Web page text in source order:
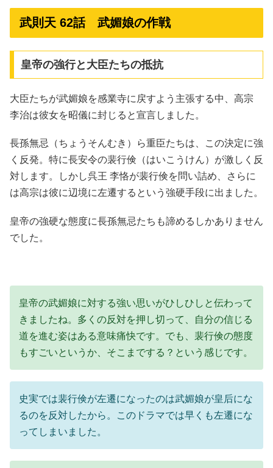
武則天 62話 武媚娘の作戦
皇帝の強行と大臣たちの抵抗
大臣たちが武媚娘を感業寺に戻すよう主張する中、高宗
李治は彼女を昭儀に封じると宣言しました。
長孫無忌（ちょうそんむき）ら重臣たちは、この決定に強
く反発。特に長安令の裴行倹（はいこうけん）が激しく反
対します。しかし呉王 李恪が裴行倹を問い詰め、さらに
は高宗は彼に辺境に左遷するという強硬手段に出ました。
皇帝の強硬な態度に長孫無忌たちも諦めるしかありません
でした。
皇帝の武媚娘に対する強い思いがひしひしと伝わって
きましたね。多くの反対を押し切って、自分の信じる
道を進む姿はある意味痛快です。でも、裴行倹の態度
もすごいというか、そこまでする？という感じです。
史実では裴行倹が左遷になったのは武媚娘が皇后にな
るのを反対したから。このドラマでは早くも左遷にな
ってしまいました。